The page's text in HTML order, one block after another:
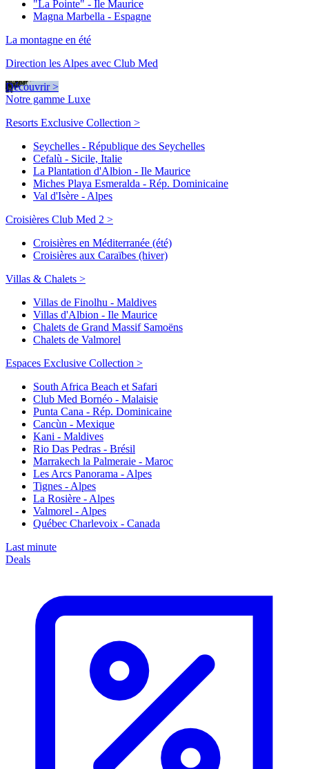
"La Pointe" - Ile Maurice
Magna Marbella - Espagne
La montagne en été
Direction les Alpes avec Club Med
Découvrir >
Notre gamme Luxe
Resorts Exclusive Collection >
Seychelles - République des Seychelles
Cefalù - Sicile, Italie
La Plantation d'Albion - Ile Maurice
Miches Playa Esmeralda - Rép. Dominicaine
Val d'Isère - Alpes
Croisières Club Med 2 >
Croisières en Méditerranée (été)
Croisières aux Caraïbes (hiver)
Villas & Chalets >
Villas de Finolhu - Maldives
Villas d'Albion - Ile Maurice
Chalets de Grand Massif Samoëns
Chalets de Valmorel
Espaces Exclusive Collection >
South Africa Beach et Safari
Club Med Bornéo - Malaisie
Punta Cana - Rép. Dominicaine
Cancùn - Mexique
Kani - Maldives
Rio Das Pedras - Brésil
Marrakech la Palmeraie - Maroc
Les Arcs Panorama - Alpes
Tignes - Alpes
La Rosière - Alpes
Valmorel - Alpes
Québec Charlevoix - Canada
Last minute
Deals